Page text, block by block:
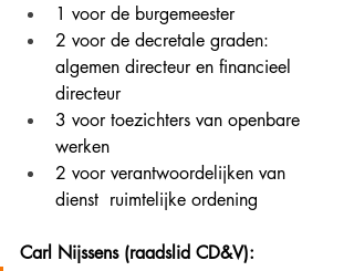
1 voor de burgemeester
2 voor de decretale graden:
algemen directeur en financieel
directeur
3 voor toezichters van openbare
werken
2 voor verantwoordelijken van
dienst  ruimtelijke ordening
Carl Nijssens (raadslid CD&V):